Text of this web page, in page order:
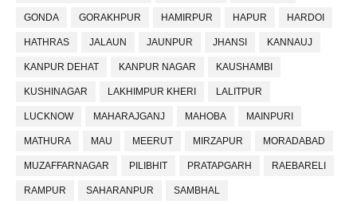
GONDA GORAKHPUR HAMIRPUR HAPUR HARDOI
HATHRAS JALAUN JAUNPUR JHANSI KANNAUJ
KANPUR DEHAT KANPUR NAGAR KAUSHAMBI
KUSHINAGAR LAKHIMPUR KHERI LALITPUR
LUCKNOW MAHARAJGANJ MAHOBA MAINPURI
MATHURA MAU MEERUT MIRZAPUR MORADABAD
MUZAFFARNAGAR PILIBHIT PRATAPGARH RAEBARELI
RAMPUR SAHARANPUR SAMBHAL